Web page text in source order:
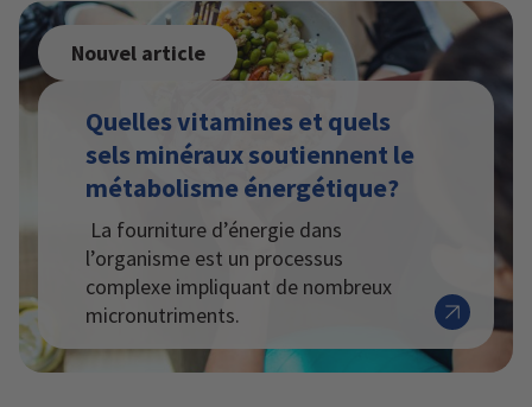
Nouvel article
Quelles vitamines et quels
sels minéraux soutiennent le
métabolisme énergétique?
La fourniture d’énergie dans
l’organisme est un processus
complexe impliquant de nombreux
micronutriments.